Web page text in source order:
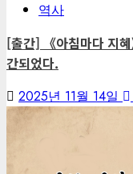
역사
[출간] 《아침마다 지
간되었다.
2025년 11월 14일